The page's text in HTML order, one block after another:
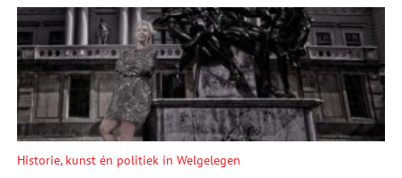
Historie, kunst én politiek in Welgelegen